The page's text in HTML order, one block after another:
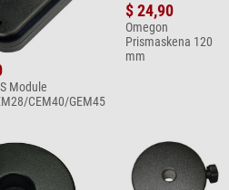
Module
CEM40/GEM45
$ 24,90
Omegon
Prismaskena 120
mm